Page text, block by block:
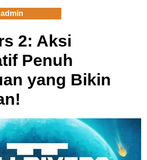
admin
2: Aksi
Penuh
yang Bikin